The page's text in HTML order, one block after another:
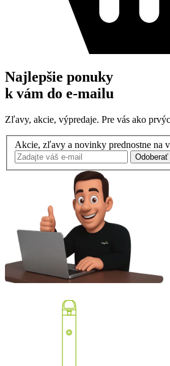
Najlepšie ponuky
k vám do e-mailu
Zľavy, akcie, výpredaje. Pre vás ako
Akcie, zľavy a novinky prednostne na
Odoberať